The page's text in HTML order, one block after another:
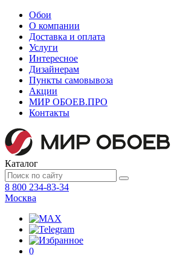
Обои
О компании
Доставка и оплата
Услуги
Интересное
Дизайнерам
Пункты самовывоза
Акции
МИР ОБОЕВ.ПРО
Контакты
Каталог
8 800 234-83-34
Москва
0